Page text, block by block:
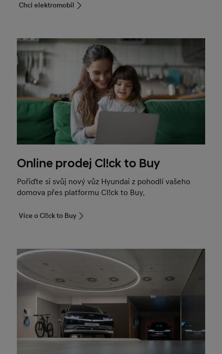
Chci elektromobil
Online prodej Cl!ck to Buy
Pořiďte si svůj nový vůz Hyundai z pohodlí vašeho
domova přes platformu Cl!ck to Buy.
Více o Cl!ck to Buy